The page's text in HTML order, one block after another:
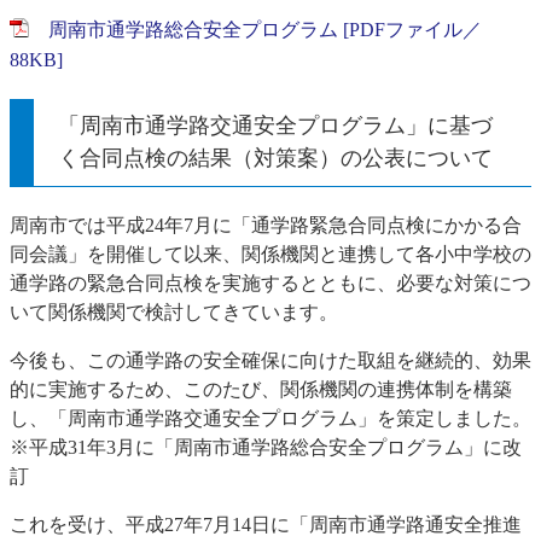
周南市通学路総合安全プログラム [PDFファイル／
88KB]
「周南市通学路交通安全プログラム」に基づ
く合同点検の結果（対策案）の公表について
周南市では平成24年7月に「通学路緊急合同点検にかかる合
同会議」を開催して以来、関係機関と連携して各小中学校の
通学路の緊急合同点検を実施するとともに、必要な対策につ
いて関係機関で検討してきています。
今後も、この通学路の安全確保に向けた取組を継続的、効果
的に実施するため、このたび、関係機関の連携体制を構築
し、「周南市通学路交通安全プログラム」を策定しました。
※平成31年3月に「周南市通学路総合安全プログラム」に改
訂
これを受け、平成27年7月14日に「周南市通学路通安全推進